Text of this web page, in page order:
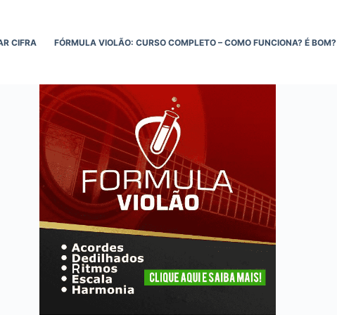
CIFRA FÓRMULA VIOLÃO: CURSO COMPLETO – COMO FUNCIONA? É BOM?